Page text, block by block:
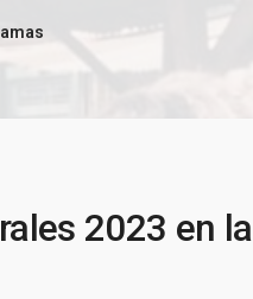
2023 en la